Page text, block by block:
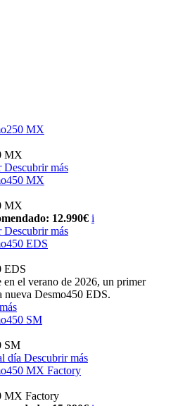
MX
MX
Descubrir más
MX
MX
12.990€ i
Descubrir más
EDS
EDS
el verano de 2026, un primer
nueva Desmo450 EDS.
SM
SM
día Descubrir más
MX Factory
MX Factory